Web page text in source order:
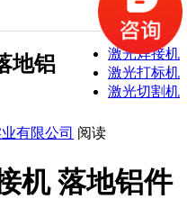
激光焊接机
激光打标机
激光切割机
地铝
有限公司 阅读
机 落地铝件